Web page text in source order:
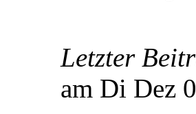
Letzter
am Di Dez